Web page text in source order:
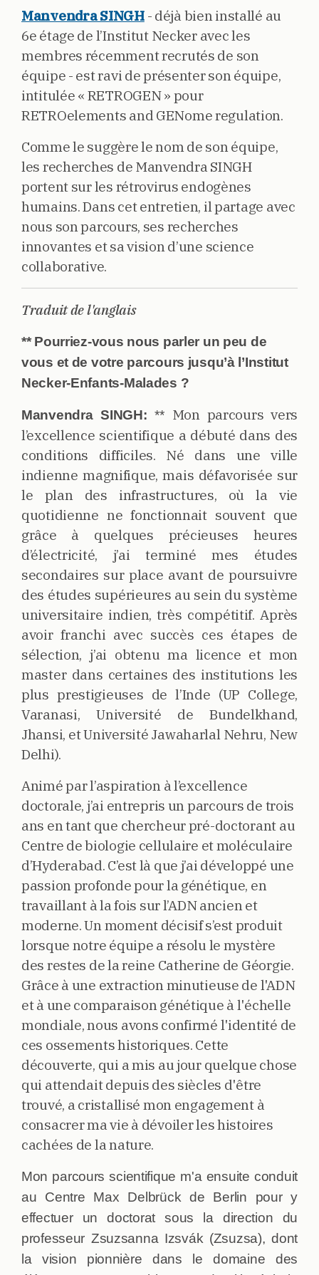
Manvendra SINGH- déjà bien installé au
6e étage de l’Institut Necker avec les
membres récemment recrutés de son
équipe - est ravi de présenter son équipe,
intitulée « RETROGEN » pour
RETROelements and GENome regulation.
Comme le suggère le nom de son équipe,
les recherches de Manvendra SINGH
portent sur les rétrovirus endogènes
humains. Dans cet entretien, il partage avec
nous son parcours, ses recherches
innovantes et sa vision d’une science
collaborative.
Traduit de l'anglais
** Pourriez-vous nous parler un peu de
vous et de votre parcours jusqu’à l’Institut
Necker-Enfants-Malades ?
Manvendra SINGH:** Mon parcours vers
l’excellence scientifique a débuté dans des
conditions difficiles. Né dans une ville
indienne magnifique, mais défavorisée sur
le plan des infrastructures, où la vie
quotidienne ne fonctionnait souvent que
grâce à quelques précieuses heures
d’électricité, j’ai terminé mes études
secondaires sur place avant de poursuivre
des études supérieures au sein du système
universitaire indien, très compétitif. Après
avoir franchi avec succès ces étapes de
sélection, j’ai obtenu ma licence et mon
master dans certaines des institutions les
plus prestigieuses de l’Inde (UP College,
Varanasi, Université de Bundelkhand,
Jhansi, et Université Jawaharlal Nehru, New
Delhi).
Animé par l’aspiration à l’excellence
doctorale, j’ai entrepris un parcours de trois
ans en tant que chercheur pré-doctorant au
Centre de biologie cellulaire et moléculaire
d’Hyderabad. C’est là que j’ai développé une
passion profonde pour la génétique, en
travaillant à la fois sur l’ADN ancien et
moderne. Un moment décisif s’est produit
lorsque notre équipe a résolu le mystère
des restes de la reine Catherine de Géorgie.
Grâce à une extraction minutieuse de l'ADN
et à une comparaison génétique à l'échelle
mondiale, nous avons confirmé l'identité de
ces ossements historiques. Cette
découverte, qui a mis au jour quelque chose
qui attendait depuis des siècles d'être
trouvé, a cristallisé mon engagement à
consacrer ma vie à dévoiler les histoires
cachées de la nature.
Mon parcours scientifique m'a ensuite conduit
au Centre Max Delbrück de Berlin pour y
effectuer un doctorat sous la direction du
professeur Zsuzsanna Izsvák (Zsuzsa), dont
la vision pionnière dans le domaine des